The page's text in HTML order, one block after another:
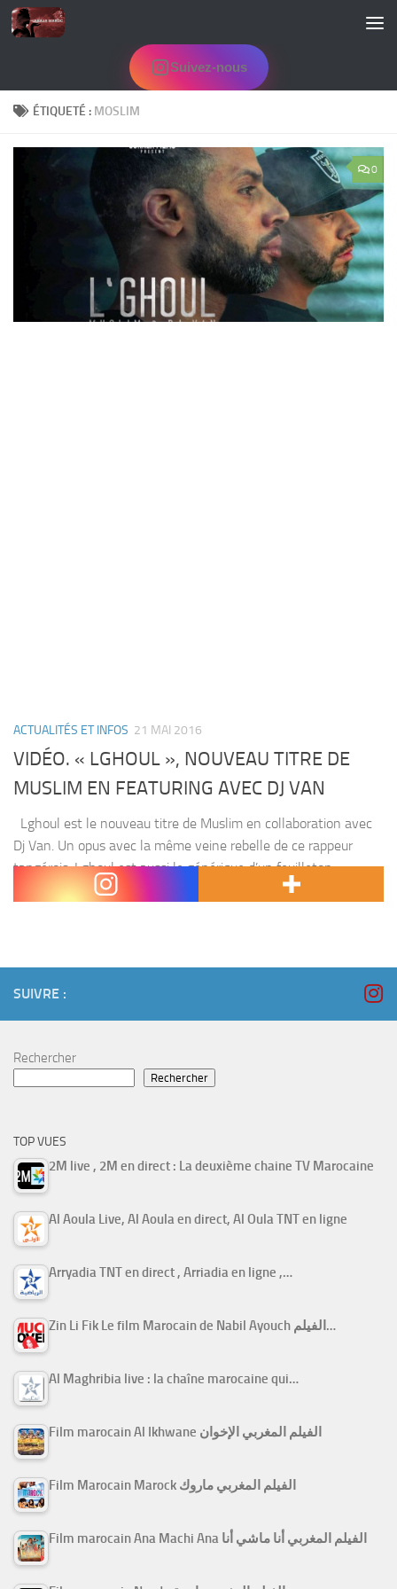
Skip to content
Suivez-nous
ÉTIQUETÉ : MOSLIM
0
ACTUALITÉS ET INFOS 21 MAI 2016
VIDÉO. « LGHOUL », NOUVEAU TITRE DE
MUSLIM EN FEATURING AVEC DJ VAN
Lghoul est le nouveau titre de Muslim en collaboration avec
Dj Van. Un opus avec la même veine rebelle de ce rappeur
tangérois. Lghoul est aussi le générique d’un feuilleton
éponyme qui sera...
SUIVRE :
Rechercher
Rechercher
TOP VUES
2M live , 2M en direct : La deuxième chaine TV Marocaine
Al Aoula Live, Al Aoula en direct, Al Oula TNT en ligne
Arryadia TNT en direct , Arriadia en ligne ,…
Zin Li Fik Le film Marocain de Nabil Ayouch الفيلم…
Al Maghribia live : la chaîne marocaine qui…
Film marocain Al Ikhwane الفيلم المغربي الإخوان
Film Marocain Marock الفيلم المغربي ماروك
Film marocain Ana Machi Ana الفيلم المغربي أنا ماشي أنا